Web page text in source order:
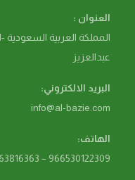
العنوان :
المملكة العربية
عبدالعزيز
البريد الالكتروني:
info@al-bazie.com
الهاتف:
966530122309 – 0163816363